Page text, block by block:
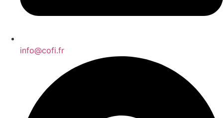
info@cofi.fr